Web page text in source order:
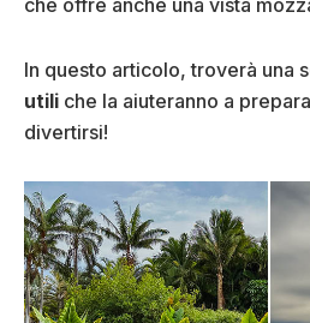
che offre anche una vista
In questo articolo, troverà una
utili che la aiuteranno a
divertirsi!